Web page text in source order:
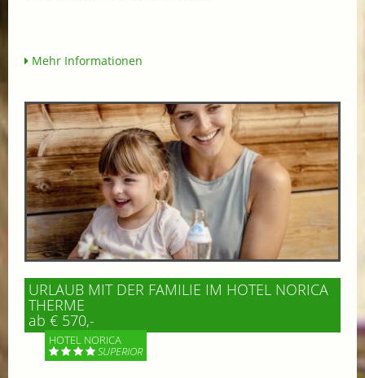
Mehr Informationen
URLAUB MIT DER FAMILIE IM HOTEL NORICA
THERME
ab € 570,-
HOTEL NORICA
SUPERIOR